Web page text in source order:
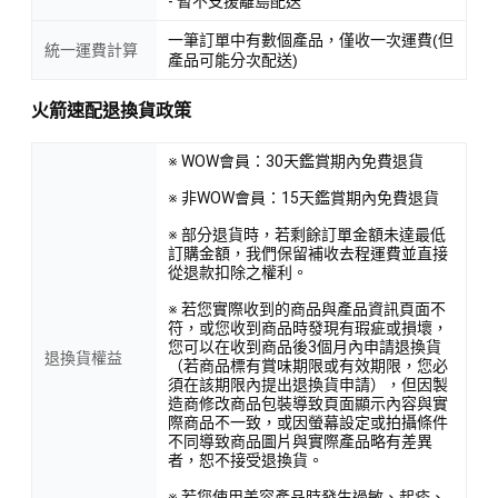
統一運費計算
一筆訂單中有數個產品，僅收一次運費(但
產品可能分次配送)
火箭速配退換貨政策
退換貨權益
※ WOW會員：30天鑑賞期內免費退貨
※ 非WOW會員：15天鑑賞期內免費退貨
※ 部分退貨時，若剩餘訂單金額未達最低
訂購金額，我們保留補收去程運費並直接
從退款扣除之權利。
※ 若您實際收到的商品與產品資訊頁面不
符，或您收到商品時發現有瑕疵或損壞，
您可以在收到商品後3個月內申請退換貨
（若商品標有賞味期限或有效期限，您必
須在該期限內提出退換貨申請），但因製
造商修改商品包裝導致頁面顯示內容與實
際商品不一致，或因螢幕設定或拍攝條件
不同導致商品圖片與實際產品略有差異
者，恕不接受退換貨。